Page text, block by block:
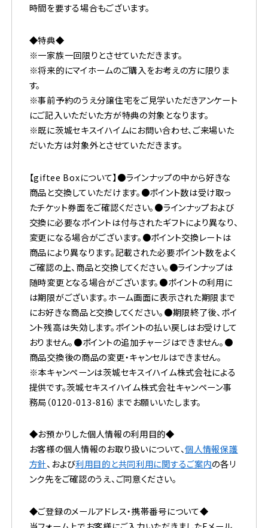
時間を要する場合もございます。
◆特典◆
※一家族一回限りとさせていただきます。
※将来的にマイホームのご購入をお考えの方に限りま
す。
※事前予約のうえ分譲住宅をご見学いただきアンケート
にご記入いただいた方が特典の対象となります。
※既に茨城セキスイハイムにお問い合わせ、ご来場いた
だいた方は対象外とさせていただきます。
【giftee Boxについて】●ラインナップの中から好きな
商品と交換していただけます。●ポイント数は受け取っ
たチケット券面をご確認ください。●ラインナップおよび
交換に必要なポイントは付与されたギフトにより異なり、
変更になる場合がございます。●ポイント交換レートは
商品により異なります。記載された必要ポイント数をよく
ご確認の上、商品と交換してください。●ラインナップは
随時変更となる場合がございます。●ポイントの利用に
は期限がございます。ホーム画面に表示された期限まで
にお好きな商品と交換してください。●期限終了後、ポイ
ント残高は失効します。ポイントの払い戻しはお受けして
おりません。●ポイントの追加チャージはできません。●
商品交換後の商品の変更・キャンセルはできません。
※本キャンペーンは茨城セキスイハイム株式会社による
提供です。茨城セキスイハイム株式会社キャンペーン事
務局（0120-013-816）までお願いいたします。
◆お預かりした個人情報の利用目的◆
お客様の個人情報のお取り扱いについて、個人情報保護
方針、および利用目的と共同利用に関するご案内の各リ
ンク先をご確認のうえ、ご同意ください。
◆ご登録のメールアドレス・携帯番号について◆